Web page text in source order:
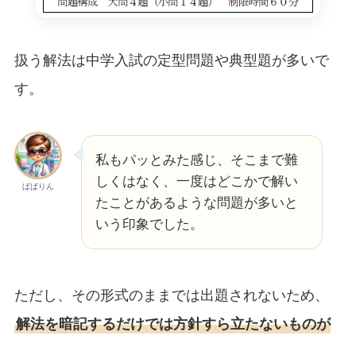
扱う解法は中学入試の定型問題や典型題が多いで
す。
ぱぱりん
私もパッとみた感じ、そこまで難
しくはなく、一度はどこかで解い
たことがあるような問題が多いと
いう印象でした。
ただし、その形式のままでは出題されないため、
解法を暗記するだけでは方針すら立たないものが